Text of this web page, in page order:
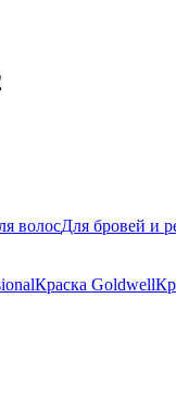
волосДля бровей и
Краска Goldwell